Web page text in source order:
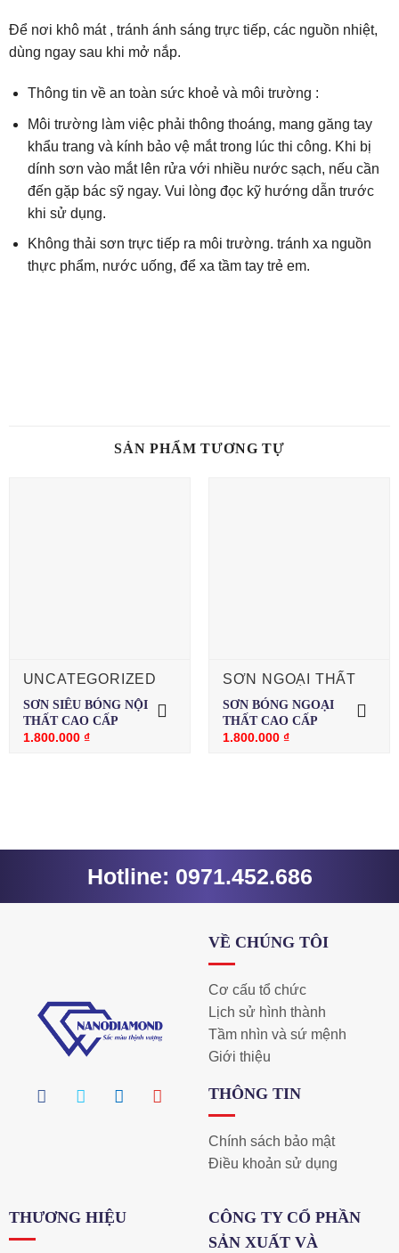
Để nơi khô mát , tránh ánh sáng trực tiếp, các nguồn nhiệt,
dùng ngay sau khi mở nắp.
Thông tin về an toàn sức khoẻ và môi trường :
Môi trường làm việc phải thông thoáng, mang găng tay
khẩu trang và kính bảo vệ mắt trong lúc thi công. Khi bị
dính sơn vào mắt lên rửa với nhiều nước sạch, nếu cần
đến gặp bác sỹ ngay. Vui lòng đọc kỹ hướng dẫn trước
khi sử dụng.
Không thải sơn trực tiếp ra môi trường. tránh xa nguồn
thực phẩm, nước uống, để xa tầm tay trẻ em.
SẢN PHẨM TƯƠNG TỰ
UNCATEGORIZED
SƠN SIÊU BÓNG NỘI
THẤT CAO CẤP
1.800.000 ₫
SƠN NGOẠI THẤT
SƠN BÓNG NGOẠI
THẤT CAO CẤP
1.800.000 ₫
Hotline: 0971.452.686
VỀ CHÚNG TÔI
Cơ cấu tổ chức
Lịch sử hình thành
Tầm nhìn và sứ mệnh
Giới thiệu
THÔNG TIN
Chính sách bảo mật
Điều khoản sử dụng
THƯƠNG HIỆU
CÔNG TY CỔ PHẦN
SẢN XUẤT VÀ